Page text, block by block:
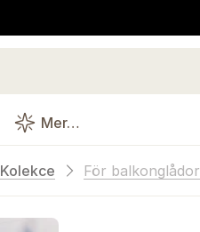
Mer…
Kolekce För balkonglådor